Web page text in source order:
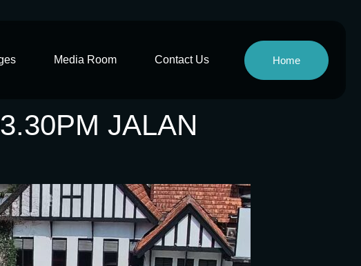
Media Room Contact Us Home
JALAN